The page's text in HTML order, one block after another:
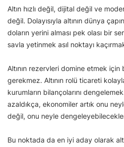
Altın hızlı değil, dijital değil ve
değil. Dolayısıyla altının dünya
doların yerini alması pek olası bir
savla yetinmek asıl noktayı
Altının rezervleri domine etmek
gerekmez. Altının rolü ticareti
kurumların bilançolarını
azaldıkça, ekonomiler artık onu
değil, onu neyle
Bu noktada da en iyi aday olarak